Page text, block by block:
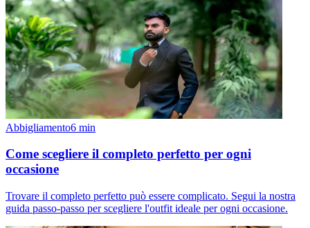
Abbigliamento6 min
Come scegliere il completo perfetto per ogni
occasione
Trovare il completo perfetto può essere complicato. Segui la nostra
guida passo-passo per scegliere l'outfit ideale per ogni occasione.